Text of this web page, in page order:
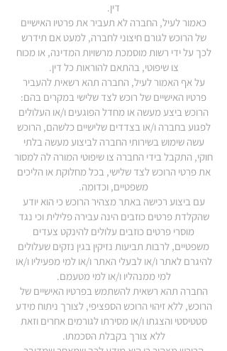
דין.
כאמור לעיל, החברה לא תעביר את פרטיו האישיים
של הרוכש לגורם חיצוני לחברה, למעט אם תידרש
לכך על ידי רשות מוסמכת מרשויות המדינה, או מכוח
צו שיפוטי, בהתאם להוראות כל דין.
על אף האמור לעיל, החברה תהא רשאית להעביר
פרטיו האישיים של רוכש לצד שלישי במקרים בהם:
הרוכש ביצע מעשה או מחדל הפוגעים ו/או העלולים
לפגוע בחברה ו/או בצדדים שלישיים כלשהם, הרוכש
עשה שימוש בשירותי החברה לביצוע מעשה בלתי
חוקי, התקבל בידי החברה צו שיפוטי המורה לה למסור
את פרטי הרוכש לצד שלישי, בכל מחלוקת או הליכים
משפטיים, וכדומה.
עם ביצוע רכישה באתר מצהיר הרוכש כי הוא יודע
שהקלדת פרטים כוזבים הינה עבירה פלילית וכי נגד
מוסרי פרטים כוזבים עלולים להינקט צעדים
משפטיים, לרבות תביעות נזיקין בגין נזקים שעלולים
להיגרם לאתר ו/או לבעלי האתר ו/או למי מפעיליו ו/או
למי ממנהליו ו/או למי מטעמם.
החברה תהא רשאית להשתמש בפרטיו האישיים של
הרוכש, ללא זיהוי הרוכש הספציפי, לצורך ניתוח מידע
סטטיסטי והצגתו ו/או מסירתו לגורמים אחרים וזאת
ללא צורך בקבלת הסכמתו.